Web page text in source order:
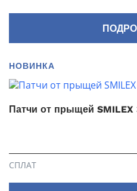
НОВИНКА
Патчи от прыщей
СПЛАТ